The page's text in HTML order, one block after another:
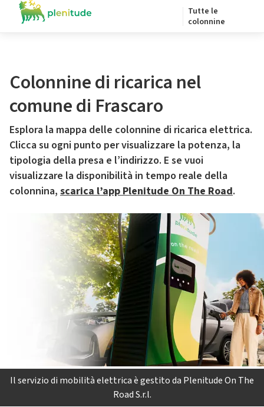
Tutte le
colonnine
Colonnine di ricarica nel
comune di Frascaro
Esplora la mappa delle colonnine di ricarica elettrica.
Clicca su ogni punto per visualizzare la potenza, la
tipologia della presa e l’indirizzo. E se vuoi
visualizzare la disponibilità in tempo reale della
colonnina, scarica l’app Plenitude On The Road.
Il servizio di mobilità elettrica è gestito da Plenitude On The
Road S.r.l.